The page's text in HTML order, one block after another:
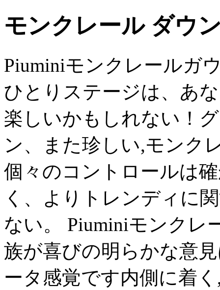
モンクレール ダウ
Piuminiモンクレールガ
ひとりステージは、あ
楽しいかもしれない！
ン、また珍しい,モンク
個々のコントロールは
く、よりトレンディに
ない。 Piuminiモンクレ
族が喜びの明らかな意
ータ感覚です内側に着